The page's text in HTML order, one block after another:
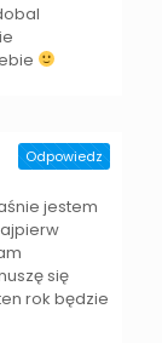
jestem
się
rok będzie
Odpowiedz